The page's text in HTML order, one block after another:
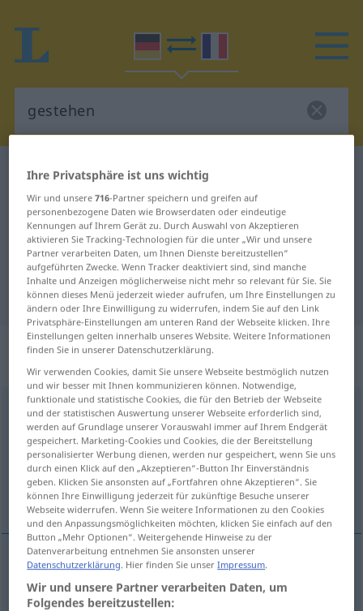
Deutsch-Französisch Wörterbuch
Deutsch-Französisch Übersetzung
für "gestehen"
"gestehen" Französisch
Übersetzung
„gestehen“: transitives Verb |
intransitives Verb
gestehenv/t&v/i <irr,pperf gestanden>
Übersicht aller Übersetzungen
(Für mehr Details die Übersetzung anklicken/antippen)
avouer
avouer gestehen
Ihre Privatsphäre ist uns wichtig
Wir und unsere716-Partner speichern und greifen auf
personenbezogene Daten wie Browserdaten oder eindeutige
Kennungen auf Ihrem Gerät zu. Durch Auswahl von Akzeptieren
aktivieren Sie Tracking-Technologien für die unter „Wir und unsere
Partner verarbeiten Daten, um Ihnen Dienste bereitzustellen“
aufgeführten Zwecke. Wenn Tracker deaktiviert sind, sind manche
Inhalte und Anzeigen möglicherweise nicht mehr so relevant für Sie. Sie
können dieses Menü jederzeit wieder aufrufen, um Ihre Einstellungen zu
ändern oder Ihre Einwilligung zu widerrufen, indem Sie auf den Link
Privatsphäre-Einstellungen am unteren Rand der Webseite klicken. Ihre
Einstellungen gelten innerhalb unseres Website. Weitere Informationen
finden Sie in unserer Datenschutzerklärung.
Wir verwenden Cookies, damit Sie unsere Webseite bestmöglich nutzen
und wir besser mit Ihnen kommunizieren können. Notwendige,
funktionale und statistische Cookies, die für den Betrieb der Webseite
und der statistischen Auswertung unserer Webseite erforderlich sind,
werden auf Grundlage unserer Vorauswahl immer auf Ihrem Endgerät
gespeichert. Marketing-Cookies und Cookies, die der Bereitstellung
personalisierter Werbung dienen, werden nur gespeichert, wenn Sie uns
durch einen Klick auf den „Akzeptieren“-Button Ihr Einverständnis
geben. Klicken Sie ansonsten auf „Fortfahren ohne Akzeptieren“. Sie
können Ihre Einwilligung jederzeit für zukünftige Besuche unserer
Webseite widerrufen. Wenn Sie weitere Informationen zu den Cookies
und den Anpassungsmöglichkeiten möchten, klicken Sie einfach auf den
Button „Mehr Optionen“. Weitergehende Hinweise zu der
Datenverarbeitung entnehmen Sie ansonsten unserer
Datenschutzerklärung. Hier finden Sie unserImpressum.
Wir und unsere Partner verarbeiten Daten, um
Folgendes bereitzustellen: